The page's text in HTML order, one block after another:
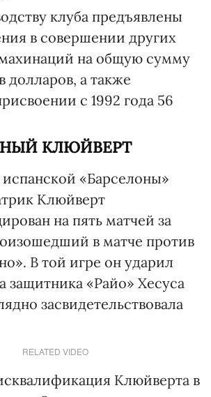
клуба предъявлены
в совершении других
на общую сумму
долларов, а также
с 1992 года 56
КЛЮЙВЕРТ
«Барселоны»
Клюйверт
на пять матчей за
в матче против
В той игре он ударил
защитника «Райо» Хесуса
засвидетельствовала
RELATED VIDEO
Клюйверта в